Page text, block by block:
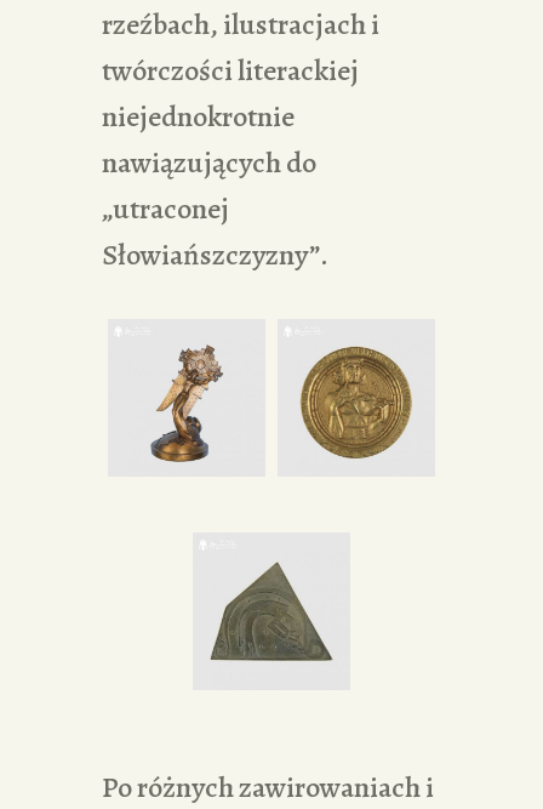
rzeźbach, ilustracjach i
twórczości literackiej
niejednokrotnie
nawiązujących do
„utraconej
Słowiańszczyzny”.
Po różnych zawirowaniach i